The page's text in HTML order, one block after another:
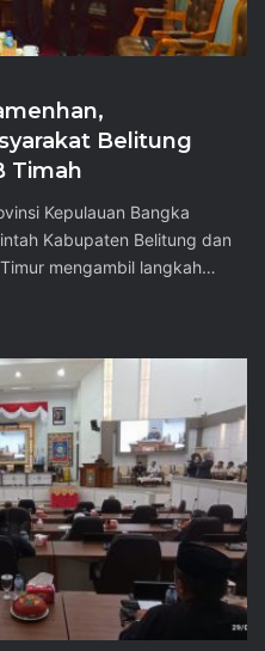
Belitung
Timah
Kepulauan Bangka
Kabupaten Belitung dan
mengambil langkah…